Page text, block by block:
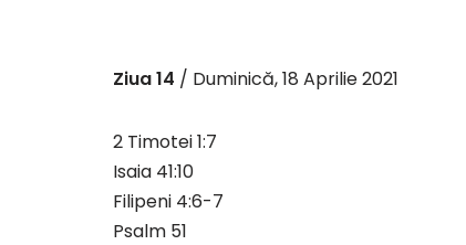
Ziua 14 / Duminică, 18 Aprilie 2021
2 Timotei 1:7
Isaia 41:10
Filipeni 4:6-7
Psalm 51